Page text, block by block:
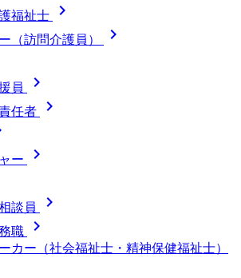
福祉士 
（訪問介護員） 
員 
任者 
ー 
談員 
職 
カー（社会福祉士・精神保健福祉士）